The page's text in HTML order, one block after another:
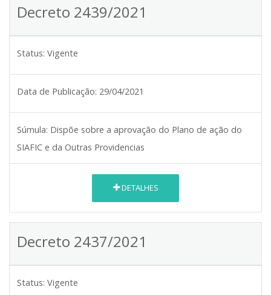
Decreto 2439/2021
Status: Vigente
Data de Publicação: 29/04/2021
Súmula: Dispõe sobre a aprovação do Plano de ação do
SIAFIC e da Outras Providencias
DETALHES
Decreto 2437/2021
Status: Vigente